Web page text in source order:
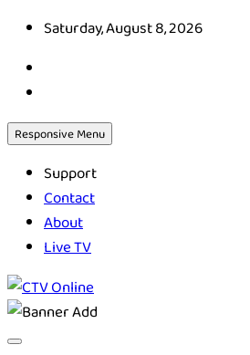
Skip
content
Saturday, August 8, 2026
Responsive Menu
Support
Contact
About
Live TV
CTV Online